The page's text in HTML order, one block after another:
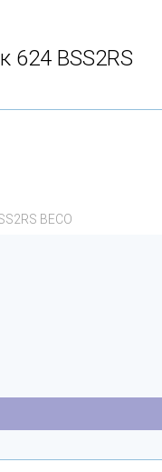
BSS2RS
BECO